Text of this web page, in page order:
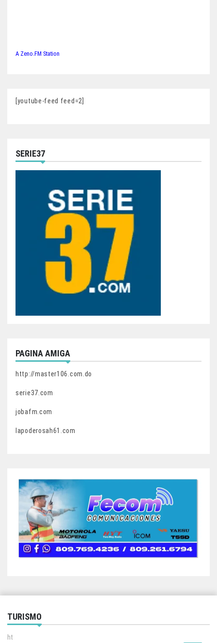
A Zeno.FM Station
[youtube-feed feed=2]
SERIE37
PAGINA AMIGA
http://master106.com.do
serie37.com
jobafm.com
lapoderosah61.com
TURISMO
ht